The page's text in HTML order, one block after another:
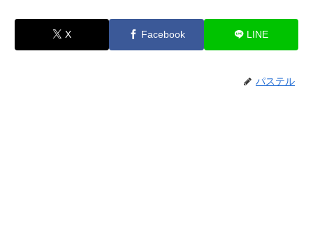
X Facebook LINE
パステル